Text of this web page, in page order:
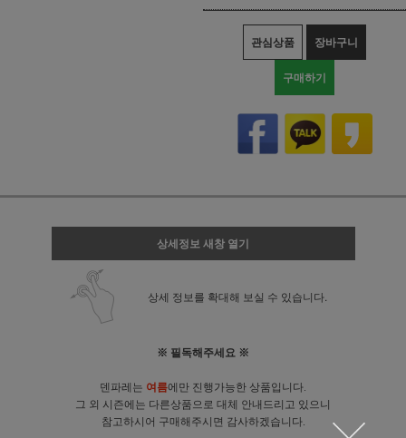
관심상품 장바구니
구매하기
상세정보 새창 열기
상세 정보를 확대해 보실 수 있습니다.
※ 필독해주세요 ※
덴파레는 여름에만 진행가능한 상품입니다.
그 외 시즌에는 다른상품으로 대체 안내드리고 있으니
참고하시어 구매해주시면 감사하겠습니다.